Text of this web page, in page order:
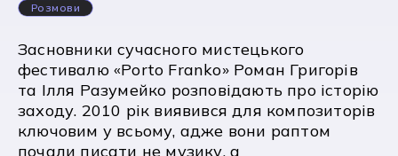
Розмови
Засновники сучасного мистецького
фестивалю «Porto Franko» Роман Григорів
та Ілля Разумейко розповідають про історію
заходу. 2010 рік виявився для композиторів
ключовим у всьому, адже вони раптом
почали писати не музику, а